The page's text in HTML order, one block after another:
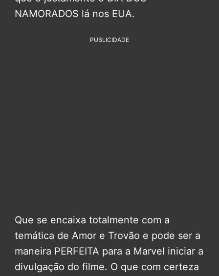
NAMORADOS lá nos EUA.
PUBLICIDADE
Que se encaixa totalmente com a
temática de Amor e Trovão e pode ser a
maneira PERFEITA para a Marvel iniciar a
divulgação do filme. O que com certeza